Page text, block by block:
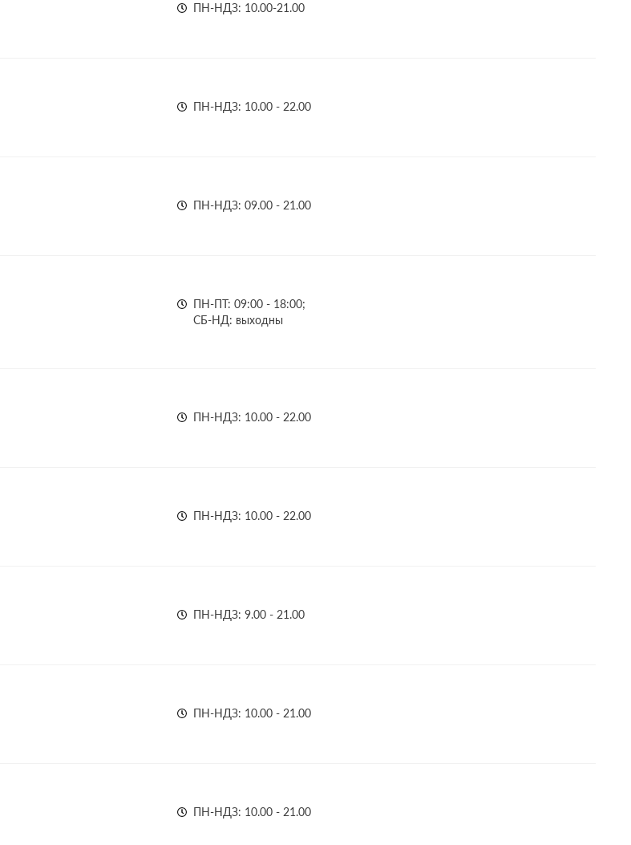
ПН-НДЗ: 10.00-21.00
ПН-НДЗ: 10.00 - 22.00
ПН-НДЗ: 09.00 - 21.00
ПН-ПТ: 09:00 - 18:00;
СБ-НД: выходны
ПН-НДЗ: 10.00 - 22.00
ПН-НДЗ: 10.00 - 22.00
ПН-НДЗ: 9.00 - 21.00
ПН-НДЗ: 10.00 - 21.00
ПН-НДЗ: 10.00 - 21.00